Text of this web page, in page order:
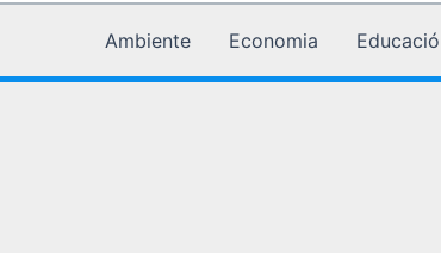
Ambiente Economia